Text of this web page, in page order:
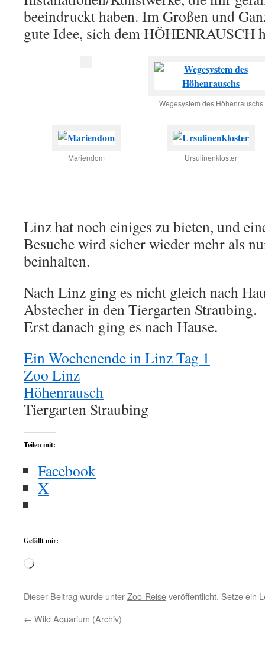
beeindruckt haben. Im Großen und
gute Idee, sich dem HÖHENRAUSCH
Wegesystem des Höhenrauschs
Mariendom Ursulinenkloster
Linz hat noch einiges zu bieten, und
Besuche wird sicher wieder mehr als
beinhalten.
Nach Linz ging es nicht gleich nach
Abstecher in den Tiergarten Straubing.
Erst danach ging es nach Hause.
Ein Wochenende in Linz Tag 1
Zoo Linz
Höhenrausch
Tiergarten Straubing
Teilen mit:
Facebook
X
Gefällt mir:
Dieser Beitrag wurde unterZoo-Reiseveröffentlicht. Setze ein
← Wild Aquarium (Archiv)